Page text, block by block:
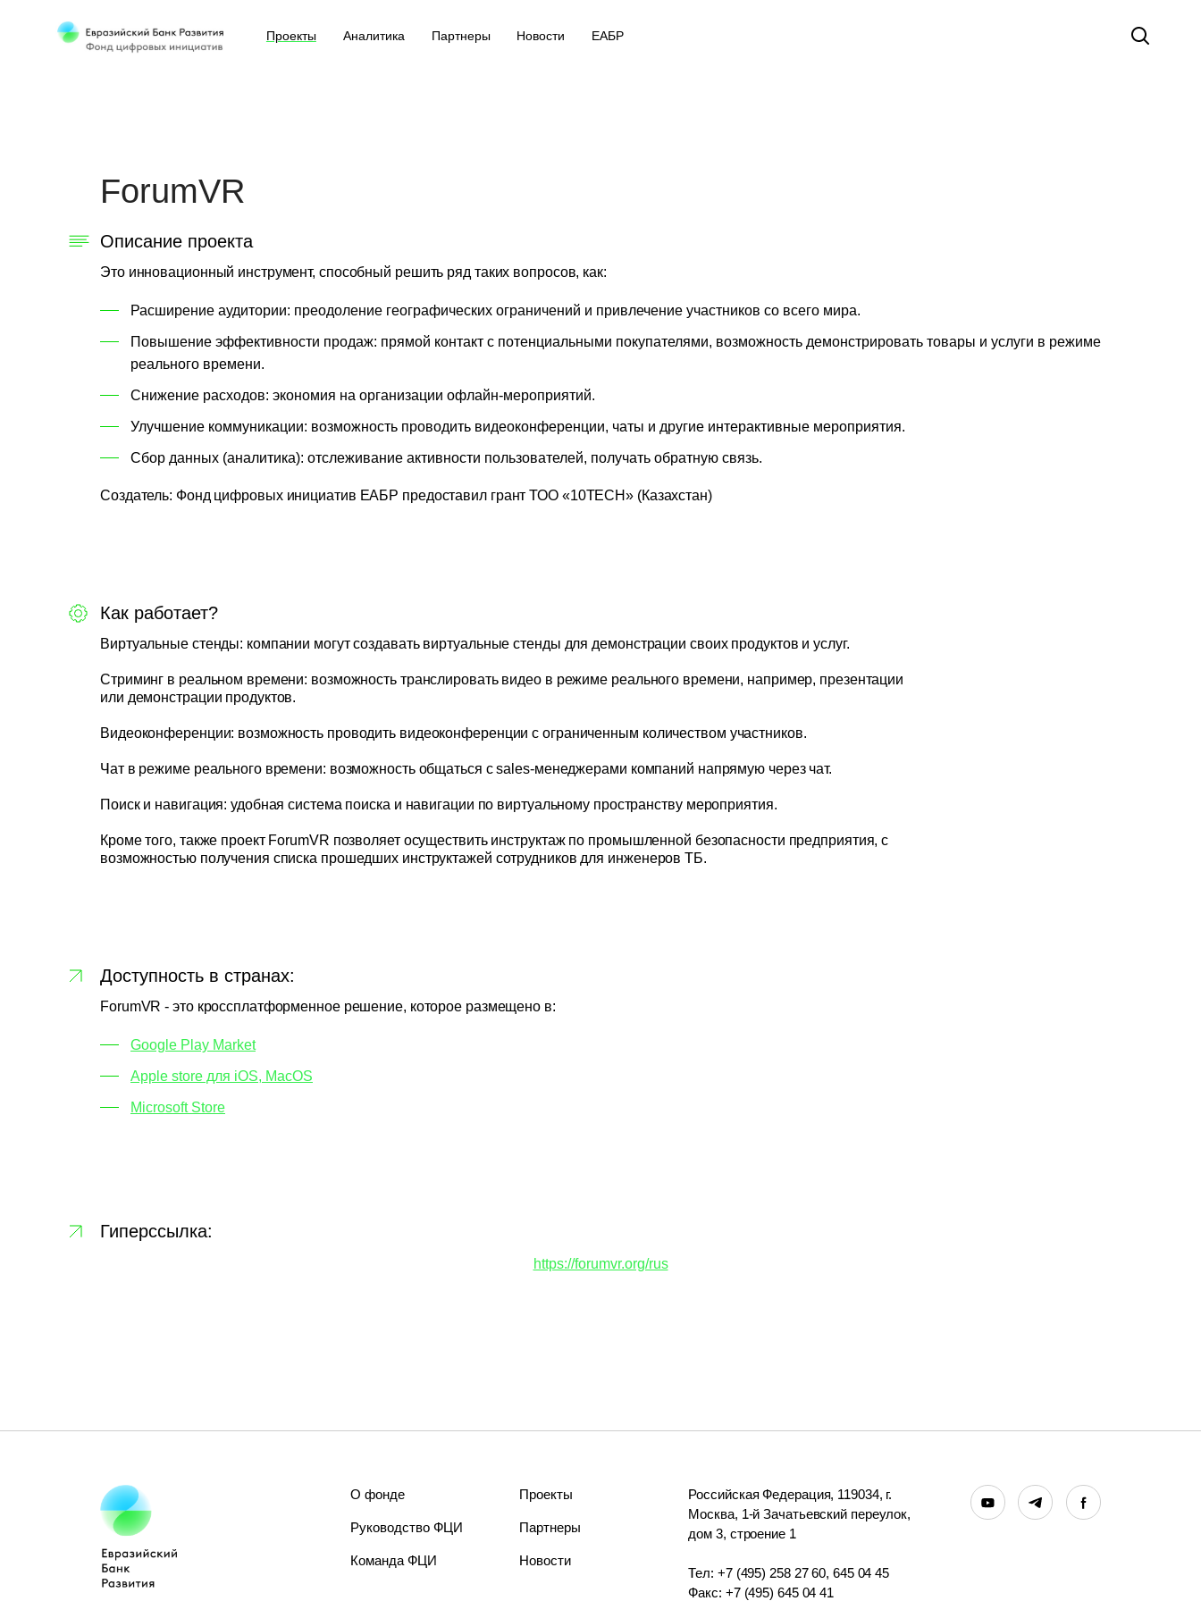
Проекты Аналитика Партнеры Новости ЕАБР
ForumVR
Описание проекта
Это инновационный инструмент, способный решить ряд таких вопросов, как:
Расширение аудитории: преодоление географических ограничений и привлечение участников со всего мира.
Повышение эффективности продаж: прямой контакт с потенциальными покупателями, возможность демонстрировать товары и услуги в режиме
реального времени.
Снижение расходов: экономия на организации офлайн-мероприятий.
Улучшение коммуникации: возможность проводить видеоконференции, чаты и другие интерактивные мероприятия.
Сбор данных (аналитика): отслеживание активности пользователей, получать обратную связь.
Создатель: Фонд цифровых инициатив ЕАБР предоставил грант ТОО «10TECH» (Казахстан)
Как работает?
Виртуальные стенды: компании могут создавать виртуальные стенды для демонстрации своих продуктов и услуг.
Стриминг в реальном времени: возможность транслировать видео в режиме реального времени, например, презентации
или демонстрации продуктов.
Видеоконференции: возможность проводить видеоконференции с ограниченным количеством участников.
Чат в режиме реального времени: возможность общаться с sales-менеджерами компаний напрямую через чат.
Поиск и навигация: удобная система поиска и навигации по виртуальному пространству мероприятия.
Кроме того, также проект ForumVR позволяет осуществить инструктаж по промышленной безопасности предприятия, с
возможностью получения списка прошедших инструктажей сотрудников для инженеров ТБ.
Доступность в странах:
ForumVR - это кроссплатформенное решение, которое размещено в:
Google Play Market
Apple store для iOS, MacOS
Microsoft Store
Гиперссылка:
https://forumvr.org/rus
О фонде
Руководство ФЦИ
Команда ФЦИ
Проекты
Партнеры
Новости
Российская Федерация, 119034, г.
Москва, 1-й Зачатьевский переулок,
дом 3, строение 1
Тел: +7 (495) 258 27 60, 645 04 45
Факс: +7 (495) 645 04 41